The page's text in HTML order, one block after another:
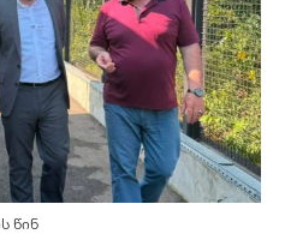
წინ